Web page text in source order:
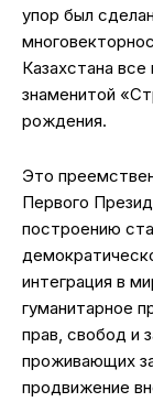
упор был
Казахстана
знаменитой
рождения.
Это
Первого
построению
интеграция в
гуманитарное
прав, свобод и
проживающих
продвижение